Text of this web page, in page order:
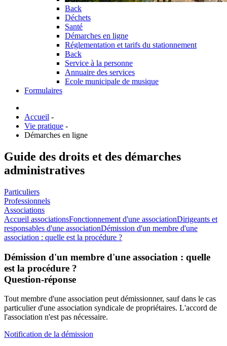
Back
Déchets
Santé
Démarches en ligne
Réglementation et tarifs du stationnement
Back
Service à la personne
Annuaire des services
Ecole municipale de musique
Formulaires
Accueil -
Vie pratique -
Démarches en ligne
Guide des droits et des démarches
administratives
Particuliers
Professionnels
Associations
Accueil associationsFonctionnement d'une associationDirigeants et
responsables d'une associationDémission d'un membre d'une
association : quelle est la procédure ?
Démission d'un membre d'une association : quelle
est la procédure ?
Question-réponse
Tout membre d'une association peut démissionner, sauf dans le cas
particulier d'une association syndicale de propriétaires. L'accord de
l'association n'est pas nécessaire.
Notification de la démission